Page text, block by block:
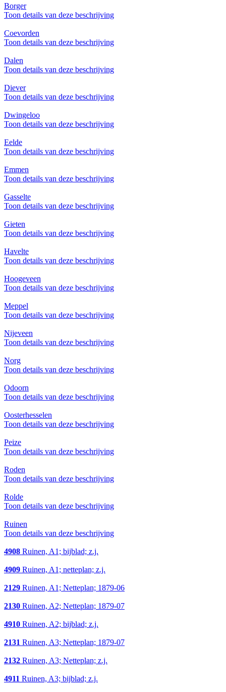
Borger
Toon details van deze beschrijving
Coevorden
Toon details van deze beschrijving
Dalen
Toon details van deze beschrijving
Diever
Toon details van deze beschrijving
Dwingeloo
Toon details van deze beschrijving
Eelde
Toon details van deze beschrijving
Emmen
Toon details van deze beschrijving
Gasselte
Toon details van deze beschrijving
Gieten
Toon details van deze beschrijving
Havelte
Toon details van deze beschrijving
Hoogeveen
Toon details van deze beschrijving
Meppel
Toon details van deze beschrijving
Nijeveen
Toon details van deze beschrijving
Norg
Toon details van deze beschrijving
Odoorn
Toon details van deze beschrijving
Oosterhesselen
Toon details van deze beschrijving
Peize
Toon details van deze beschrijving
Roden
Toon details van deze beschrijving
Rolde
Toon details van deze beschrijving
Ruinen
Toon details van deze beschrijving
4908 Ruinen, A1; bijblad; z.j.
4909 Ruinen, A1; netteplan; z.j.
2129 Ruinen, A1; Netteplan; 1879-06
2130 Ruinen, A2; Netteplan; 1879-07
4910 Ruinen, A2; bijblad; z.j.
2131 Ruinen, A3; Netteplan; 1879-07
2132 Ruinen, A3; Netteplan; z.j.
4911 Ruinen, A3; bijblad; z.j.